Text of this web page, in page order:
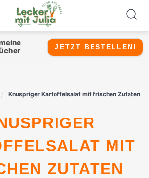
JETZT BESTELLEN!
Knuspriger Kartoffelsalat mit frischen Zutaten
MIT
ZUTATEN